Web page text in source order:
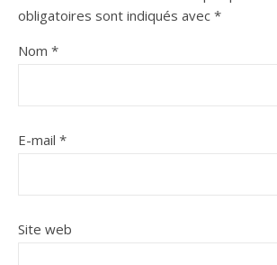
obligatoires sont indiqués avec *
Nom *
E-mail *
Site web